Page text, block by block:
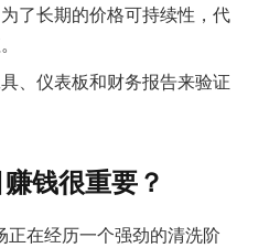
了长期的价格可持续性，代
、仪表板和财务报告来验证
钱很重要？
在经历一个强劲的清洗阶